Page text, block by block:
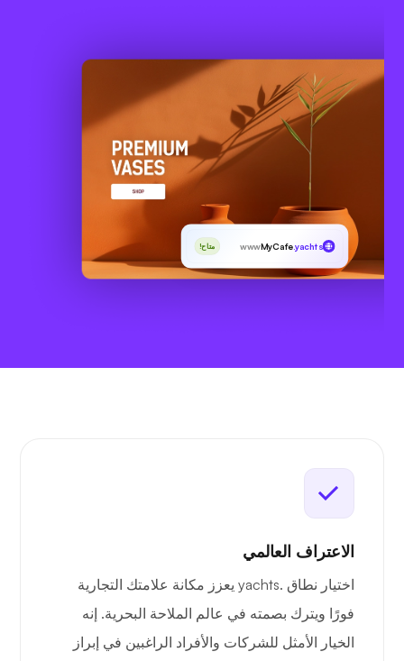
wwwMyCafe.yachts متاح!
الاعتراف العالمي
اختيار نطاق .yachts يعزز مكانة علامتك التجارية
فورًا ويترك بصمته في عالم الملاحة البحرية. إنه
الخيار الأمثل للشركات والأفراد الراغبين في إبراز